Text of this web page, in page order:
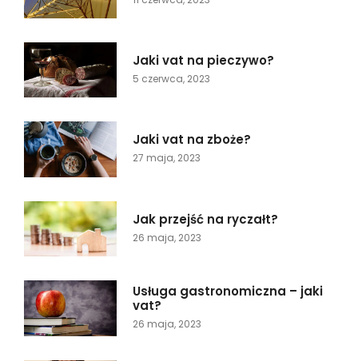
Jaki vat na pieczywo?
5 czerwca, 2023
Jaki vat na zboże?
27 maja, 2023
Jak przejść na ryczałt?
26 maja, 2023
Usługa gastronomiczna – jaki
vat?
26 maja, 2023